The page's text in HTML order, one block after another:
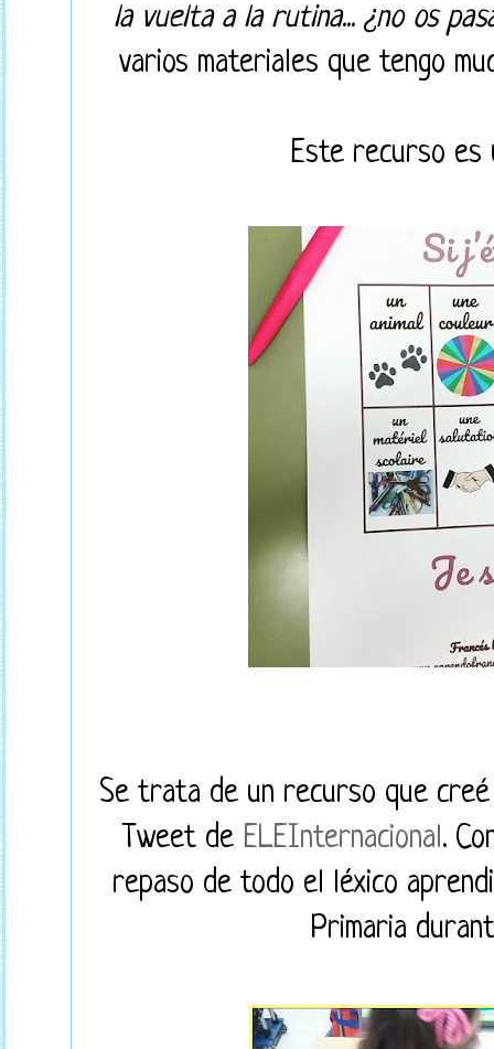
la vuelta a la rutina... ¿no os
varios materiales que tengo
Este recurso es
Se trata de un recurso que
Tweet de ELEInternacional.
repaso de todo el léxico
Primaria